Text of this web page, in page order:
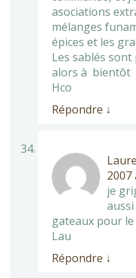
asociations
mélanges
épices et les
Les sablés
alors à bientôt
Hco
Répondre ↓
2007
je
gateaux pour
Lau
Répondre ↓